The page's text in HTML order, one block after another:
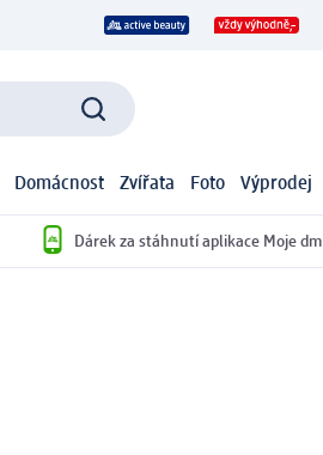
Domácnost Zvířata Foto Výprodej
Dárek za stáhnutí aplikace Moje dm